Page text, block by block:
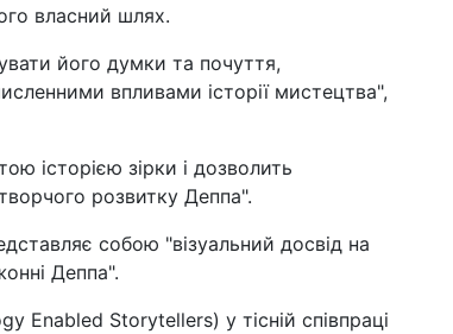
власний шлях.
його думки та почуття,
впливами історії мистецтва",
історією зірки і дозволить
розвитку Деппа".
собою "візуальний досвід на
Деппа".
Enabled Storytellers) у тісній співпраці